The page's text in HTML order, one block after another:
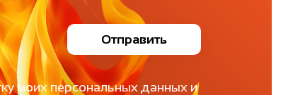
Отправить
моих персональных данных и